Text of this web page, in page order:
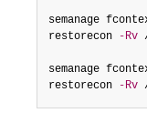
semanage
restorecon
-Rv
semanage
restorecon
-Rv